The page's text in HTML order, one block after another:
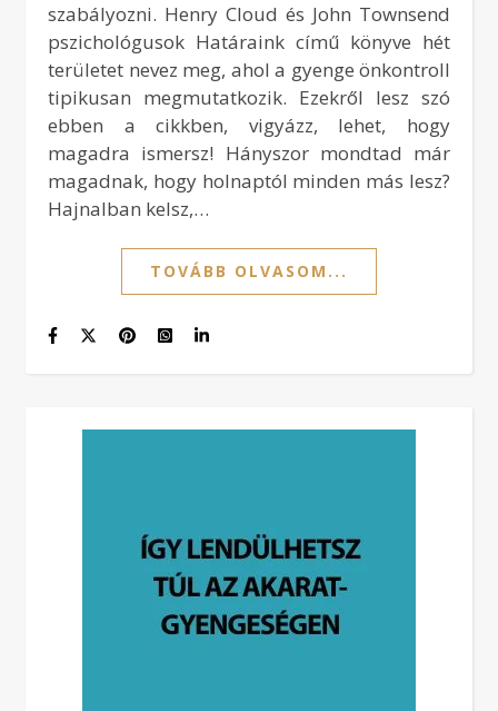
szabályozni. Henry Cloud és John Townsend
pszichológusok Határaink című könyve hét
területet nevez meg, ahol a gyenge önkontroll
tipikusan megmutatkozik. Ezekről lesz szó
ebben a cikkben, vigyázz, lehet, hogy
magadra ismersz! Hányszor mondtad már
magadnak, hogy holnaptól minden más lesz?
Hajnalban kelsz,…
TOVÁBB OLVASOM...